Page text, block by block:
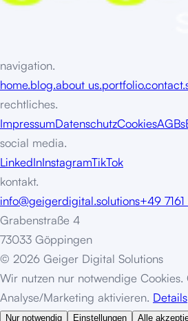
navigation.
home.blog.about us.portfolio.contact.
rechtliches.
ImpressumDatenschutzCookiesAGBs
social media.
LinkedInInstagramTikTok
kontakt.
info@geigerdigital.solutions+49
Grabenstraße 4
73033 Göppingen
© 2026 Geiger Digital Solutions
Wir nutzen nur notwendige Cookies.
Analyse/Marketing aktivieren. Details
Nur notwendig Einstellungen Alle